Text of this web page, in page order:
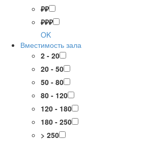
₽₽
₽₽₽
OK
Вместимость зала
2 - 20
20 - 50
50 - 80
80 - 120
120 - 180
180 - 250
> 250